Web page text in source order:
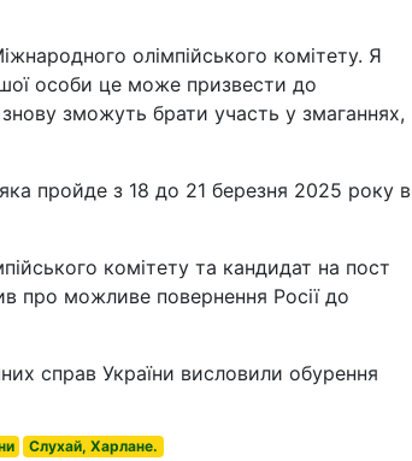
олімпійського комітету. Я
особи це може призвести до
зможуть брати участь у змаганнях,
пройде з 18 до 21 березня 2025 року в
комітету та кандидат на пост
про можливе повернення Росії до
справ України висловили обурення
Слухай, Харлане.